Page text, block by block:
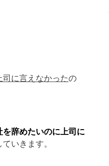
に言えなかったの
を辞めたいのに上司に
いきます。